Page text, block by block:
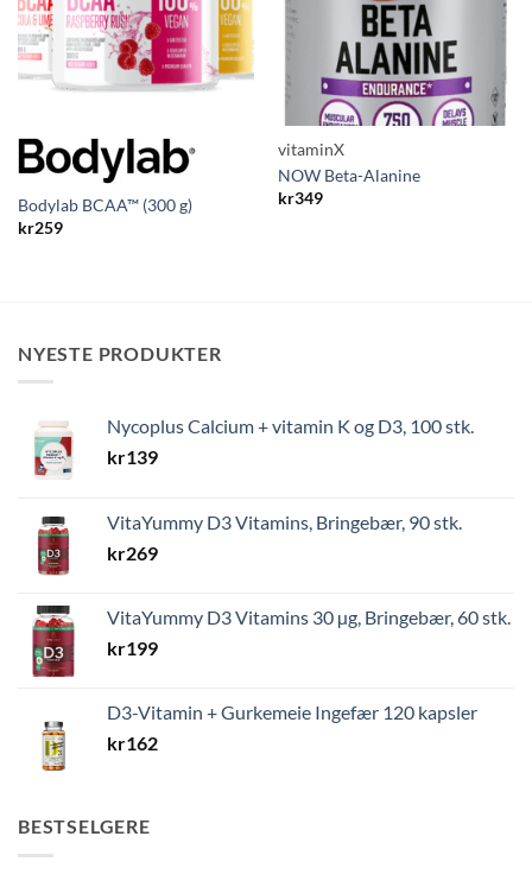
Bodylab BCAA™ (300 g)
kr259
vitaminX
NOW Beta-Alanine
kr349
NYESTE PRODUKTER
Nycoplus Calcium + vitamin K og D3, 100 stk.
kr139
VitaYummy D3 Vitamins, Bringebær, 90 stk.
kr269
VitaYummy D3 Vitamins 30 µg, Bringebær, 60 stk.
kr199
D3-Vitamin + Gurkemeie Ingefær 120 kapsler
kr162
BESTSELGERE